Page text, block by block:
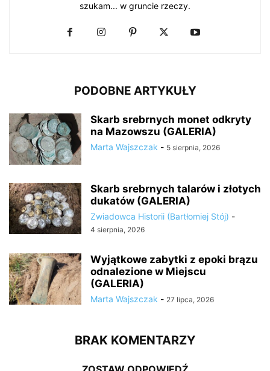
szukam... w gruncie rzeczy.
PODOBNE ARTYKUŁY
Skarb srebrnych monet odkryty
na Mazowszu (GALERIA)
Marta Wajszczak - 5 sierpnia, 2026
Skarb srebrnych talarów i złotych
dukatów (GALERIA)
Zwiadowca Historii (Bartłomiej Stój) -
4 sierpnia, 2026
Wyjątkowe zabytki z epoki brązu
odnalezione w Miejscu
(GALERIA)
Marta Wajszczak - 27 lipca, 2026
BRAK KOMENTARZY